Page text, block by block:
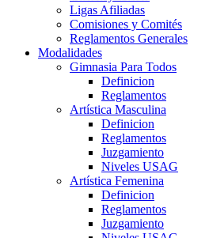
Ligas Afiliadas
Comisiones y Comités
Reglamentos Generales
Modalidades
Gimnasia Para Todos
Definicion
Reglamentos
Artística Masculina
Definicion
Reglamentos
Juzgamiento
Niveles USAG
Artística Femenina
Definicion
Reglamentos
Juzgamiento